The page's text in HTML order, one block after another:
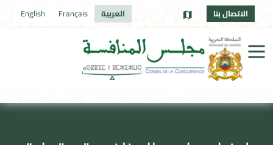
الاتصال بنا العربية Français
English